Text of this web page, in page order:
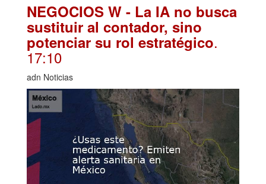
NEGOCIOS W - La IA no busca
sustituir al contador, sino
potenciar su rol estratégico.
17:10
adn Noticias